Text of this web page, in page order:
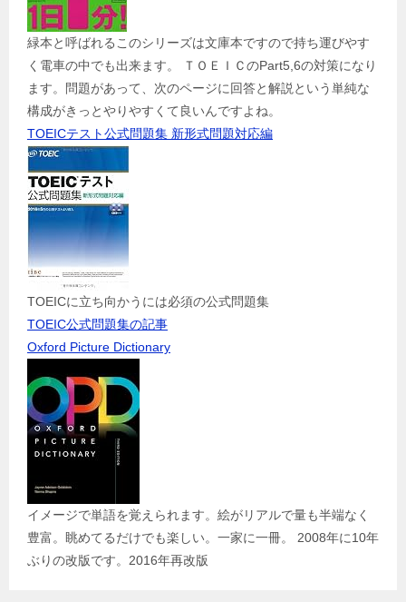
緑本と呼ばれるこのシリーズは文庫本ですので持ち運びやす
く電車の中でも出来ます。 ＴＯＥＩＣのPart5,6の対策になり
ます。問題があって、次のページに回答と解説という単純な
構成がきっとやりやすくて良いんですよね。
TOEICテスト公式問題集 新形式問題対応編
TOEICに立ち向かうには必須の公式問題集
TOEIC公式問題集の記事
Oxford Picture Dictionary
イメージで単語を覚えられます。絵がリアルで量も半端なく
豊富。眺めてるだけでも楽しい。一家に一冊。 2008年に10年
ぶりの改版です。2016年再改版